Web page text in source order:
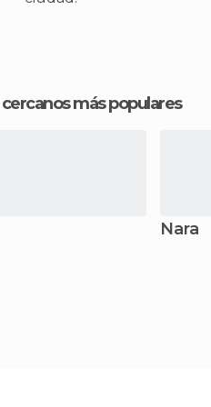
cercanos más populares
Nara